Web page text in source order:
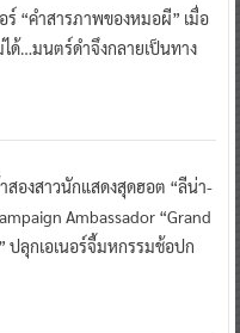
ร์ “คำสารภาพของหมอผี” เมื่อ
ด้…มนตร์ดำจึงกลายเป็นทาง
องสาวนักแสดงสุดฮอต “ลีน่า-
Ambassador “Grand
ปลุกเอเนอร์จี้มหกรรมช้อปก